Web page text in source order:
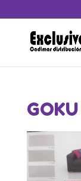
GOKU